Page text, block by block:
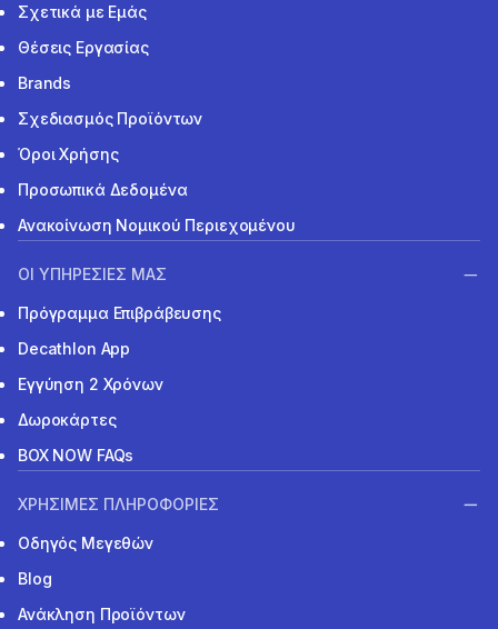
Σχετικά με Εμάς
Θέσεις Εργασίας
Brands
Σχεδιασμός Προϊόντων
Όροι Χρήσης
Προσωπικά Δεδομένα
Ανακοίνωση Νομικού Περιεχομένου
ΟΙ ΥΠΗΡΕΣΙΕΣ ΜΑΣ
Πρόγραμμα Επιβράβευσης
Decathlon App
Εγγύηση 2 Χρόνων
Δωροκάρτες
BOX NOW FAQs
ΧΡΗΣΙΜΕΣ ΠΛΗΡΟΦΟΡΙΕΣ
Οδηγός Μεγεθών
Blog
Ανάκληση Προϊόντων